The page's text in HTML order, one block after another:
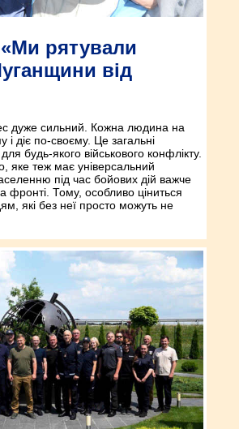
рятували
від
дуже сильний. Кожна людина на
і діє по-своєму. Це загальні
будь-якого військового конфлікту.
яке теж має універсальний
під час бойових дій важче
фронті. Тому, особливо ціниться
які без неї просто можуть не